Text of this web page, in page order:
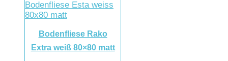
Bodenfliese Rako
Extra weiß 80×80 matt